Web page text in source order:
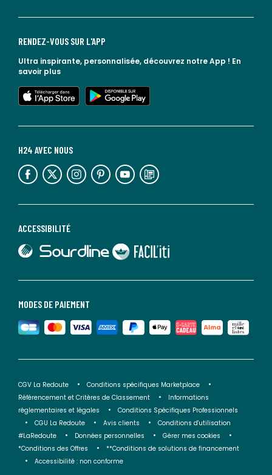
MODES DE PAIEMENT
ACCESSIBILITÉ
lien vers Sourdline
lien vers Faciliti
H24 AVEC NOUS
lien vers l'espace réseaux sociaux lien vers l'espace réseaux sociaux lien vers l'espace réseaux sociaux lien vers l'espace réseaux sociaux lien vers l'espace réseaux sociaux lien vers le blog la redoute
RENDEZ-VOUS SUR L'APP
Ultra inspirante, personnalisée, découvrez notre App ! En
savoir plus
lien vers l'app store
lien vers google play
CGV La Redoute
Conditions spécifiques Marketplace
Référencement et Critères de Classement
Informations
réglementaires et légales
Conditions Spécifiques Professionnels
CGU La Redoute
Avis clients
Conditions d'utilisation
#LaRedoute
Données personnelles
Gérer mes cookies
*Conditions des Offres
**Conditions de solutions de financement
Accessibilité : non conforme